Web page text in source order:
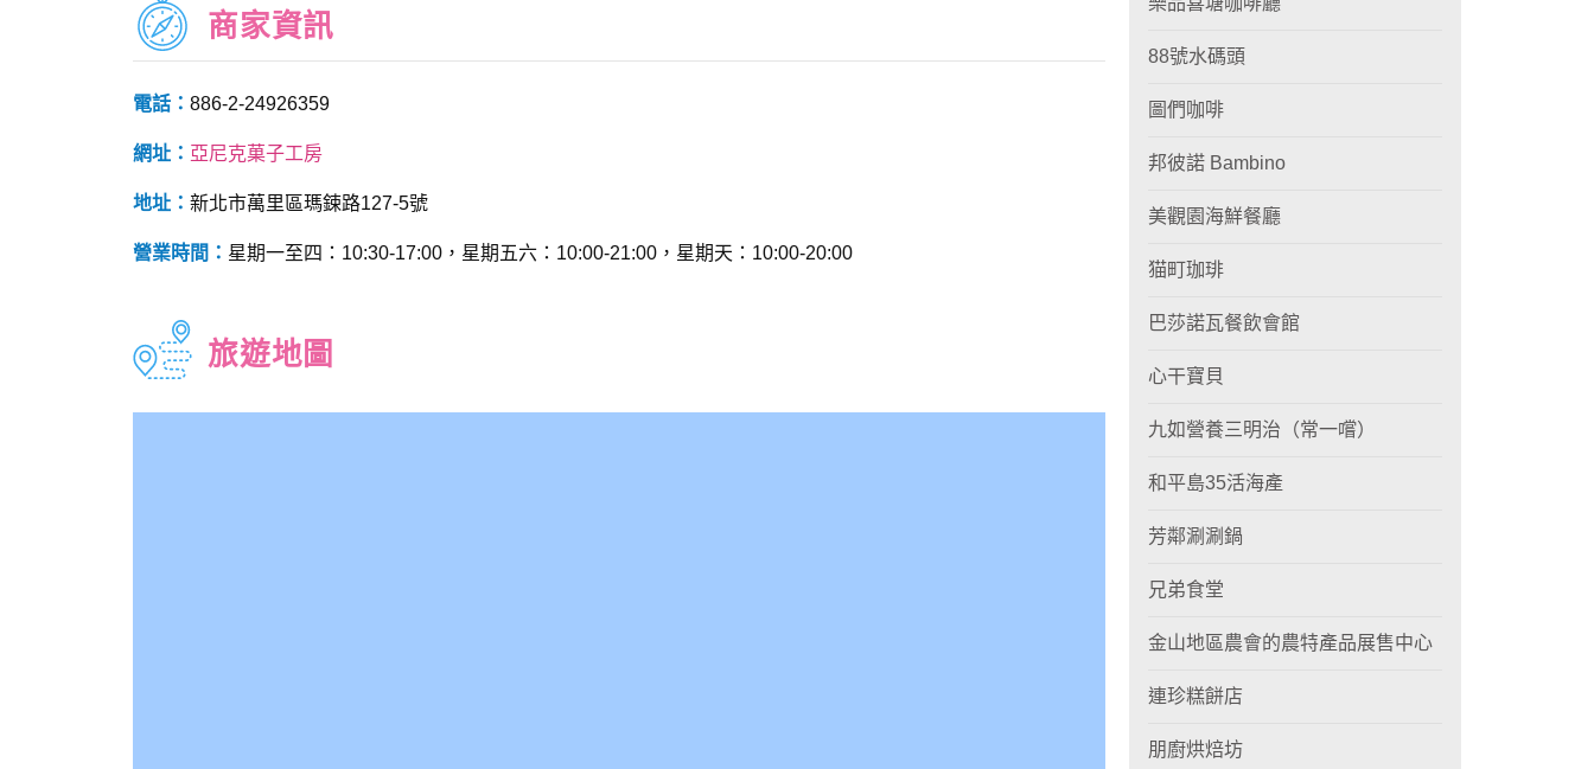
商家資訊
電話： 886-2-24926359
網址： 亞尼克菓子工房
地址： 新北市萬里區瑪鋉路127-5號
營業時間： 星期一至四：10:30-17:00，星期五六：10:00-21:00，星期天：10:00-20:00
旅遊地圖
88號水碼頭
圖們咖啡
邦彼諾 Bambino
美觀園海鮮餐廳
猫町珈琲
巴莎諾瓦餐飲會館
心干寶貝
九如營養三明治（常一嚐）
和平島35活海產
芳鄰涮涮鍋
兄弟食堂
金山地區農會的農特產品展售中心
連珍糕餅店
朋廚烘焙坊